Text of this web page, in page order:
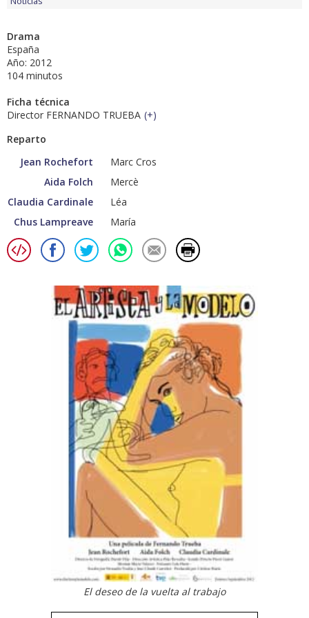
Drama
España
Año: 2012
104 minutos
Ficha técnica
Director FERNANDO TRUEBA (+)
Reparto
Jean Rochefort
Marc Cros
Aida Folch
Mercè
Claudia Cardinale
Léa
Chus Lampreave
María
El deseo de la vuelta al trabajo